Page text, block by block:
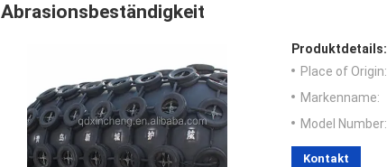
Abrasionsbeständigkeit
Produktdetails:
Place of Origin:
Markenname:
Model Number:
Kontakt